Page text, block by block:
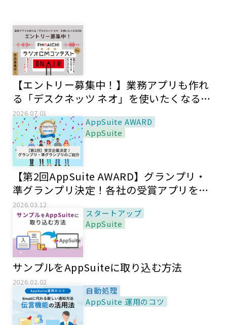
【エントリー募集中！】業務アプリも作れ
る「デスクネッツ ネオ」を使いたくなる
CM
2026.07.01
AppSuite AWARD
AppSuite
【第2回AppSuite AWARD】グランプリ・
準グランプリ決定！各社の受賞アプリをご
紹介！
2026.03.12
スタートアップ
AppSuite
サンプルをAppSuiteに取り込む方法
2026.02.02
自動処理
AppSuite 運用のコツ